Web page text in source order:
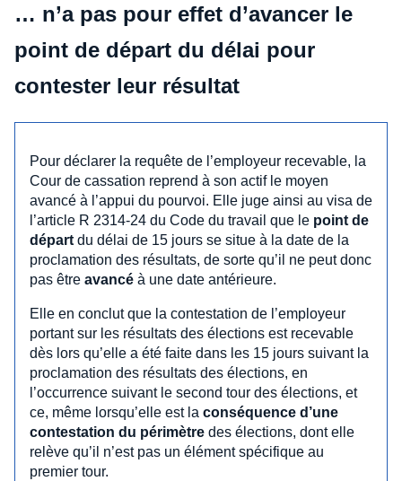
… n’a pas pour effet d’avancer le
point de départ du délai pour
contester leur résultat
Pour déclarer la requête de l’employeur recevable, la
Cour de cassation reprend à son actif le moyen
avancé à l’appui du pourvoi. Elle juge ainsi au visa de
l’article R 2314-24 du Code du travail que le point de
départ du délai de 15 jours se situe à la date de la
proclamation des résultats, de sorte qu’il ne peut donc
pas être avancé à une date antérieure.
Elle en conclut que la contestation de l’employeur
portant sur les résultats des élections est recevable
dès lors qu’elle a été faite dans les 15 jours suivant la
proclamation des résultats des élections, en
l’occurrence suivant le second tour des élections, et
ce, même lorsqu’elle est la conséquence d’une
contestation du périmètre des élections, dont elle
relève qu’il n’est pas un élément spécifique au
premier tour.